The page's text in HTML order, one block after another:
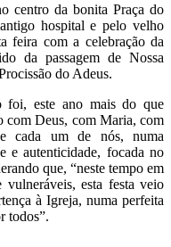
centro da bonita Praça do
hospital e pelo velho
feira com a celebração da
da passagem de Nossa
do Adeus.
foi, este ano mais do que
com Deus, com Maria, com
cada um de nós, numa
e autenticidade, focada no
que, “neste tempo em
esta festa veio
à Igreja, numa perfeita
todos”.